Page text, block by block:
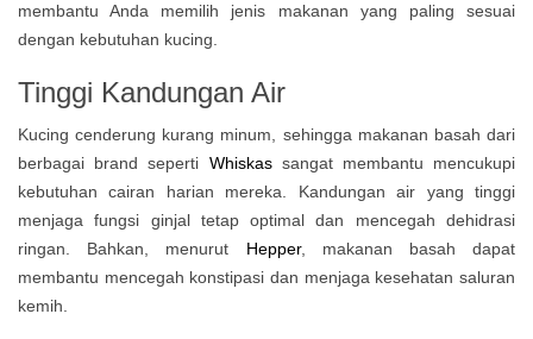
membantu Anda memilih jenis makanan yang paling sesuai
dengan kebutuhan kucing.
Tinggi Kandungan Air
Kucing cenderung kurang minum, sehingga makanan basah dari
berbagai brand seperti Whiskassangat membantu mencukupi
kebutuhan cairan harian mereka. Kandungan air yang tinggi
menjaga fungsi ginjal tetap optimal dan mencegah dehidrasi
ringan. Bahkan, menurut
Hepper, makanan basah dapat
membantu mencegah konstipasi dan menjaga kesehatan saluran
kemih.